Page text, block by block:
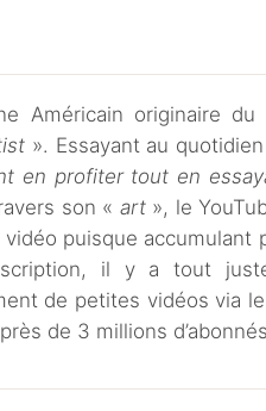
Américain originaire
». Essayant au
en profiter tout en
son « art», le
puisque accumulant
il y a tout
de petites vidéos via
de 3 millions